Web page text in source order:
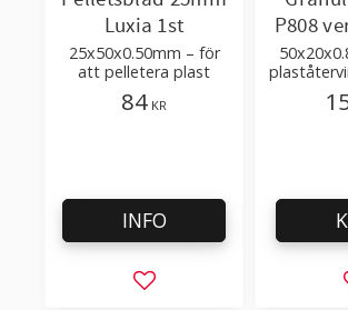
Luxia 1st
25x50x0.50mm – för
att pelletera plast
84 KR
Lägg till i favoriter
INFO
P808